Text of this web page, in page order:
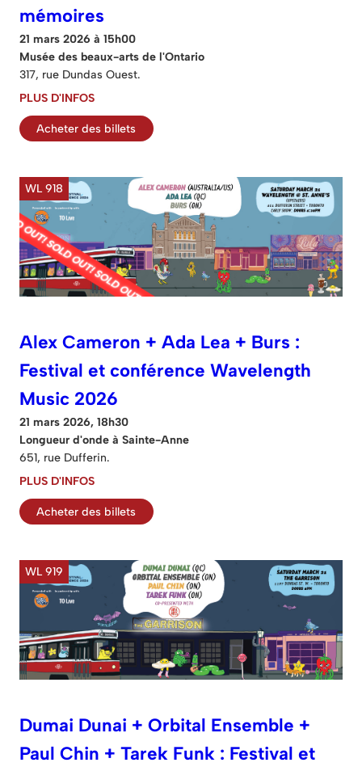
mémoires
21 mars 2026 à 15h00
Musée des beaux-arts de l'Ontario
317, rue Dundas Ouest.
PLUS D'INFOS
Acheter des billets
WL 918
Alex Cameron + Ada Lea + Burs :
Festival et conférence Wavelength
Music 2026
21 mars 2026, 18h30
Longueur d'onde à Sainte-Anne
651, rue Dufferin.
PLUS D'INFOS
Acheter des billets
WL 919
Dumai Dunai + Orbital Ensemble +
Paul Chin + Tarek Funk : Festival et